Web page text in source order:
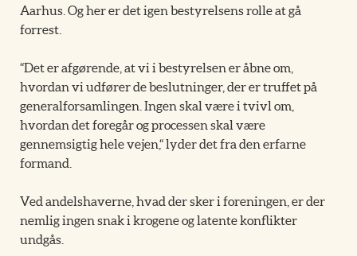
Aarhus. Og her er det igen bestyrelsens rolle at gå
forrest.
“Det er afgørende, at vi i bestyrelsen er åbne om,
hvordan vi udfører de beslutninger, der er truffet på
generalforsamlingen. Ingen skal være i tvivl om,
hvordan det foregår og processen skal være
gennemsigtig hele vejen,“ lyder det fra den erfarne
formand.
Ved andelshaverne, hvad der sker i foreningen, er der
nemlig ingen snak i krogene og latente konflikter
undgås.